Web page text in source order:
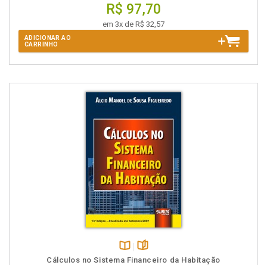
R$ 97,70
em 3x de R$ 32,57
ADICIONAR AO
CARRINHO
Disponível
páginas
Cálculos no Sistema Financeiro da Habitação